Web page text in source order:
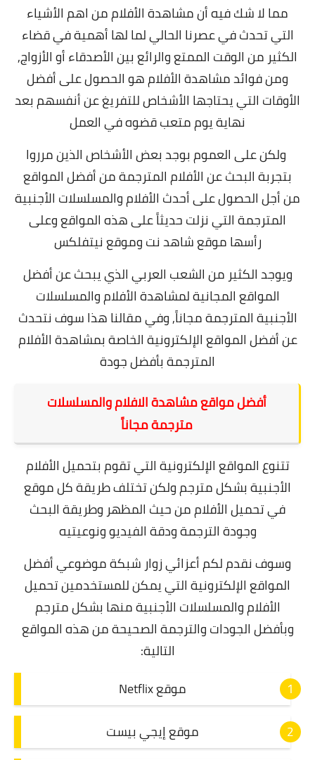
مما لا شك فيه أن مشاهدة الأفلام من اهم الأشياء
التي تحدث في عصرنا الحالي لما لها أهمية في قضاء
الكثير من الوقت الممتع والرائع بين الأصدقاء أو الأزواج,
ومن فوائد مشاهدة الأفلام هو الحصول على أفضل
الأوقات التي يحتاجها الأشخاص للتفريغ عن أنفسهم بعد
نهاية يوم متعب قضوه في العمل
ولكن على العموم بوجد بعض الأشخاص الذين مرروا
بتجربة البحث عن الأفلام المترجمة من أفضل المواقع
من أجل الحصول على أحدث الأفلام والمسلسلات الأجنبية
المترجمة التي نزلت حديثاً على هذه المواقع وعلى
رأسها موقع شاهد نت وموقع نيتفلكس
ويوجد الكثير من الشعب العربي الذي يبحث عن أفضل
المواقع المجانية لمشاهدة الأفلام والمسلسلات
الأجنبية المترجمة مجاناً, وفي مقالنا هذا سوف نتحدث
عن أفضل المواقع الإلكترونية الخاصة بمشاهدة الأفلام
المترجمة بأفضل جودة
أفضل مواقع مشاهدة الافلام والمسلسلات
مترجمة مجاناً
تتنوع المواقع الإلكترونية التي تقوم بتحميل الأفلام
الأجنبية بشكل مترجم ولكن تختلف طريقة كل موقع
في تحميل الأفلام من حيث المظهر وطريقة البحث
وجودة الترجمة ودقة الفيديو ونوعيتيه
وسوف نقدم لكم أعزائي زوار شبكة موضوعي أفضل
المواقع الإلكترونية التي يمكن للمستخدمين تحميل
الأفلام والمسلسلات الأجنبية منها بشكل مترجم
وبأفضل الجودات والترجمة الصحيحة من هذه المواقع
التالية:
موقع Netflix
موقع إيجي بيست